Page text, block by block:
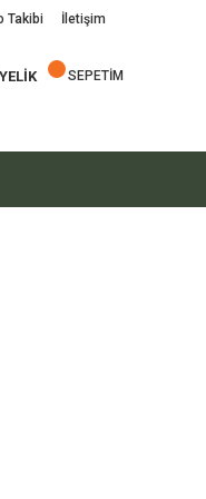
SEPETİM
Takibi İletişim